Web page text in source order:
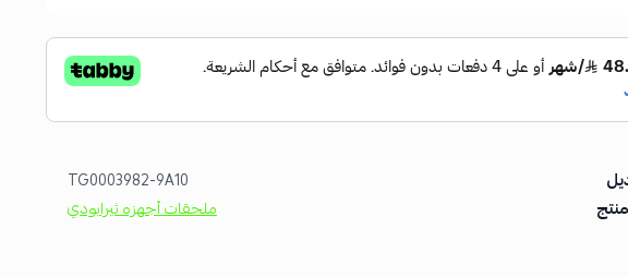
TG0003982-9A10
ملحقات أجهزه ثيرابودي